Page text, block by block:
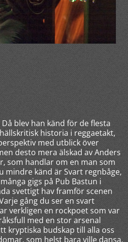
blev han känd för de flesta
historia i reggaetakt,
med utblick över
desto mera älskad av Anders
som handlar om en man som
mindre känd är Svart regnbåge,
gigs på Pub Bastun i
svettigt hav framför scenen
gång du ser en svart
verkligen en rockpoet som var
med en stor arsenal
kryptiska budskap till alla oss
som helst bara ville dansa.